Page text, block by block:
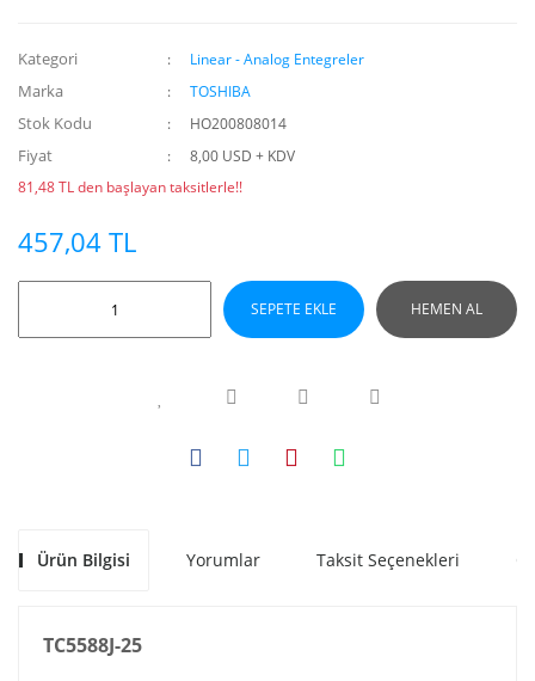
Kategori Linear - Analog Entegreler
Marka TOSHIBA
Stok Kodu HO200808014
Fiyat
8,00 USD + KDV
81,48 TL den başlayan taksitlerle!!
457,04 TL
SEPETE EKLE HEMEN AL
Ürün Bilgisi Yorumlar Taksit Seçenekleri
TC5588J-25